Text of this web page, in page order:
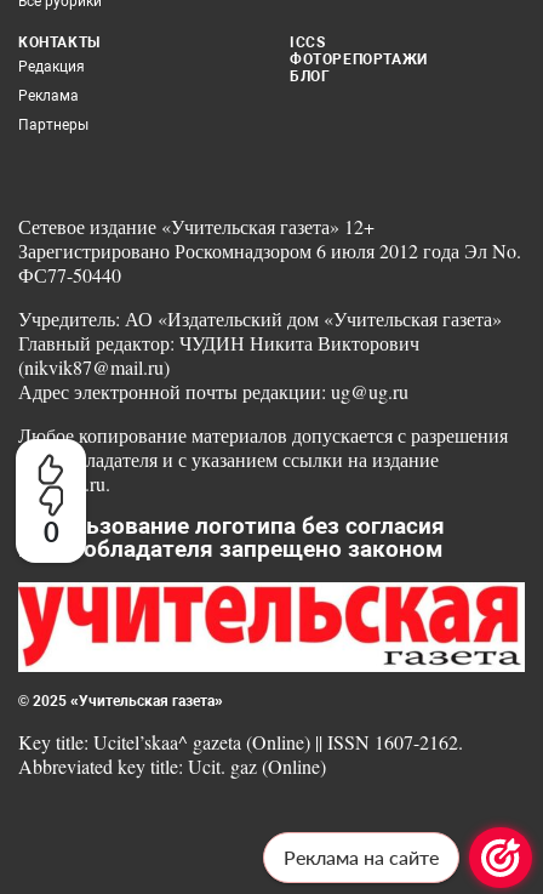
0
КОНТАКТЫ
Редакция
Реклама
Партнеры
ICCS
ФОТОРЕПОРТАЖИ
БЛОГ
Сетевое издание «Учительская газета» 12+
Зарегистрировано Роскомнадзором 6 июля 2012 года Эл No.
ФС77-50440
Учредитель: АО «Издательский дом «Учительская газета»
Главный редактор: ЧУДИН Никита Викторович
(nikvik87@mail.ru)
Адрес электронной почты редакции: ug@ug.ru
Любое копирование материалов допускается с разрешения
правообладателя и с указанием ссылки на издание
www.ug.ru.
Использование логотипа без согласия
правообладателя запрещено законом
© 2025 «Учительская газета»
Key title: Ucitel’skaa^ gazeta (Online) || ISSN 1607-2162.
Abbreviated key title: Ucit. gaz (Online)
Реклама на сайте